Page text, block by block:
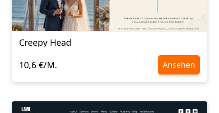
Creepy Head
10,6 €/M.
Ansehen